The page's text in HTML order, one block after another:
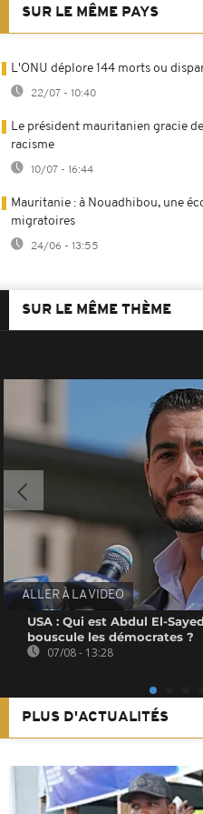
SUR LE MÊME PAYS
L'ONU déplore 144 morts ou
22/07 - 10:40
Le président mauritanien gracie
racisme
10/07 - 16:44
Mauritanie : à Nouadhibou, une
migratoires
24/06 - 13:55
SUR LE MÊME THÈME
ALLER À LA VIDEO
USA : Qui est Abdul El-
bouscule les démocrates ?
07/08 - 13:28
PLUS D'ACTUALITÉS